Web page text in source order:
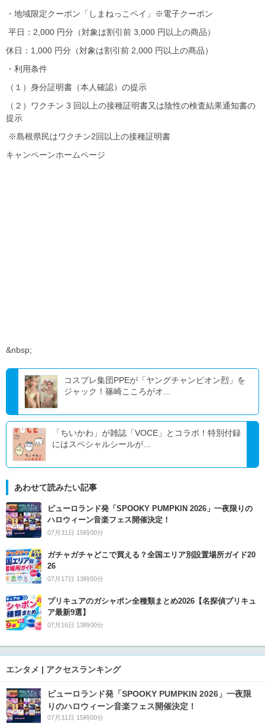
・地域限定クーポン「しまねっこペイ」※電子クーポン
平日：2,000 円分（対象は割引前 3,000 円以上の商品）
休日：1,000 円分（対象は割引前 2,000 円以上の商品）
・利用条件
（１）身分証明書（本人確認）の提示
（２）ワクチン 3 回以上の接種証明書又は陰性の検査結果通知書の
提示
※島根県民はワクチン2回以上の接種証明書
キャンペーンホームページ
&nbsp;
コスプレ集団PPEが「ヤングチャンピオン烈」を
ジャック！篠崎こころがオ...
「ちいかわ」が雑誌「VOCE」とコラボ！特別付録
にはスペシャルシールが...
あわせて読みたい記事
ピューロランド発「SPOOKY PUMPKIN 2026」一夜限りの
ハロウィーン音楽フェス開催決定！
07月31日 15時00分
ガチャガチャどこで買える？全国エリア別設置場所ガイド20
26
07月17日 13時00分
プリキュアのガシャポン全種類まとめ2026【名探偵プリキュ
ア最新9選】
07月16日 13時00分
エンタメ | アクセスランキング
ピューロランド発「SPOOKY PUMPKIN 2026」一夜限
りのハロウィーン音楽フェス開催決定！
07月31日 15時00分